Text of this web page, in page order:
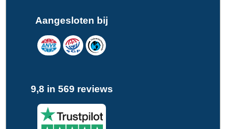
Aangesloten bij
9,8 in 569 reviews